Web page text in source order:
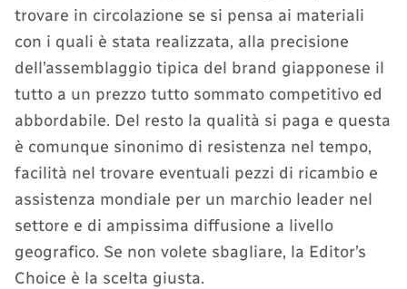
trovare in circolazione se si pensa ai materiali
con i quali è stata realizzata, alla precisione
dell’assemblaggio tipica del brand giapponese il
tutto a un prezzo tutto sommato competitivo ed
abbordabile. Del resto la qualità si paga e questa
è comunque sinonimo di resistenza nel tempo,
facilità nel trovare eventuali pezzi di ricambio e
assistenza mondiale per un marchio leader nel
settore e di ampissima diffusione a livello
geografico. Se non volete sbagliare, la Editor’s
Choice è la scelta giusta.